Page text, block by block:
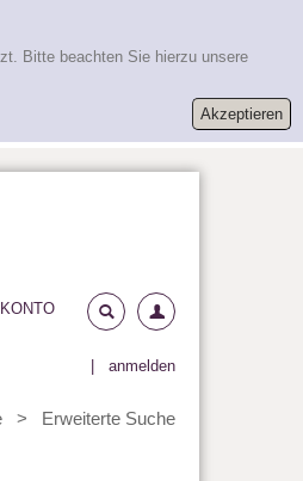
Bitte beachten Sie hierzu unsere
anmelden
KONTO
> Erweiterte Suche